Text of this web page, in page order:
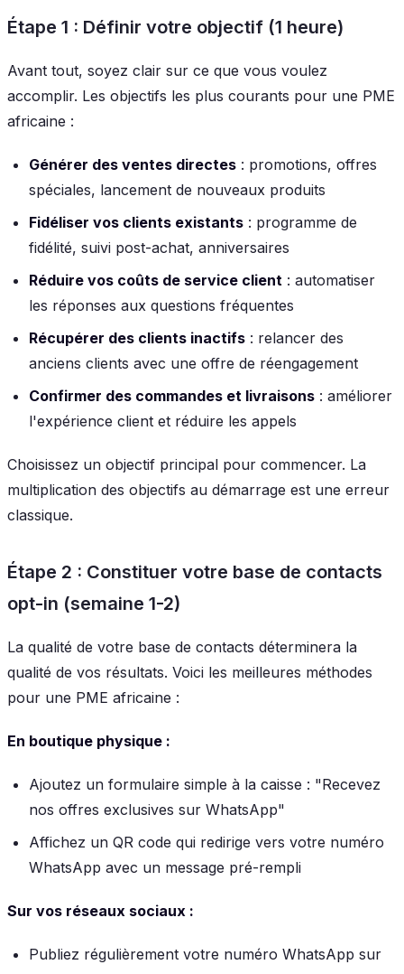
Étape 1 : Définir votre objectif (1 heure)
Avant tout, soyez clair sur ce que vous voulez
accomplir. Les objectifs les plus courants pour une PME
africaine :
Générer des ventes directes : promotions, offres
spéciales, lancement de nouveaux produits
Fidéliser vos clients existants : programme de
fidélité, suivi post-achat, anniversaires
Réduire vos coûts de service client : automatiser
les réponses aux questions fréquentes
Récupérer des clients inactifs : relancer des
anciens clients avec une offre de réengagement
Confirmer des commandes et livraisons : améliorer
l'expérience client et réduire les appels
Choisissez un objectif principal pour commencer. La
multiplication des objectifs au démarrage est une erreur
classique.
Étape 2 : Constituer votre base de contacts
opt-in (semaine 1-2)
La qualité de votre base de contacts déterminera la
qualité de vos résultats. Voici les meilleures méthodes
pour une PME africaine :
En boutique physique :
Ajoutez un formulaire simple à la caisse : "Recevez
nos offres exclusives sur WhatsApp"
Affichez un QR code qui redirige vers votre numéro
WhatsApp avec un message pré-rempli
Sur vos réseaux sociaux :
Publiez régulièrement votre numéro WhatsApp sur